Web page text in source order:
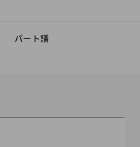
パート譜